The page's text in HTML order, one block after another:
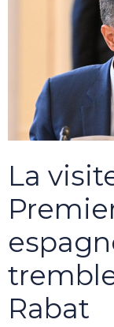
La
Rabat